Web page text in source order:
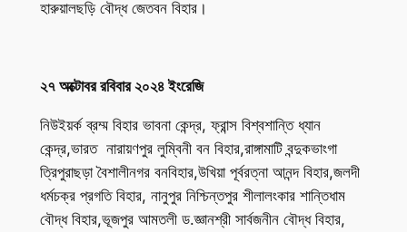
হারুয়ালছড়ি বৌদ্ধ জেতবন বিহার।
২৭ অক্টোবর রবিবার ২০২৪ ইংরেজি
নিউইয়র্ক ব্রম্ম বিহার ভাবনা কেন্দ্র, ফ্রান্স বিশ্বশান্তি ধ্যান
কেন্দ্র,ভারত নারায়ণপুর লুম্বিনী বন বিহার,রাঙ্গামাটি বন্দুকভাংগা
ত্রিপুরাছড়া বৈশালীনগর বনবিহার,উখিয়া পূর্বরত্না আনন্দ বিহার,জলদী
ধর্মচক্র প্রগতি বিহার, নানুপুর নিশ্চিন্তপুর শীলালংকার শান্তিধাম
বৌদ্ধ বিহার,ভূজপুর আমতলী ড.জ্ঞানশ্রী সার্বজনীন বৌদ্ধ বিহার,